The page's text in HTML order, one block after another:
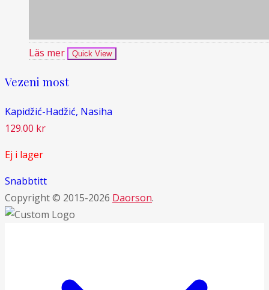
Läs mer Quick View
Vezeni most
Kapidžić-Hadžić, Nasiha
129.00 kr
Ej i lager
Snabbtitt
Copyright © 2015-2026 Daorson.